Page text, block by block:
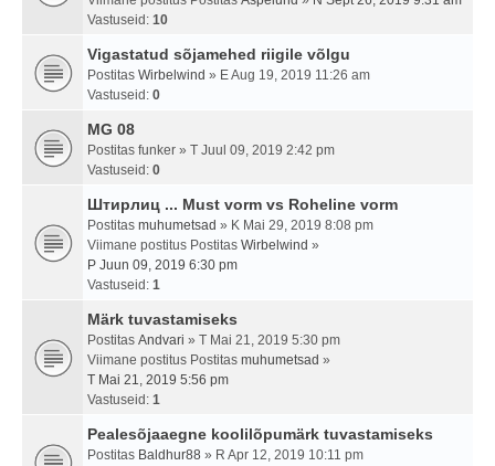
Vastuseid: 10
Vigastatud sõjamehed riigile võlgu
Postitas Wirbelwind » E Aug 19, 2019 11:26 am
Vastuseid: 0
MG 08
Postitas funker » T Juul 09, 2019 2:42 pm
Vastuseid: 0
Штирлиц ... Must vorm vs Roheline vorm
Postitas muhumetsad » K Mai 29, 2019 8:08 pm
Viimane postitus Postitas Wirbelwind »
P Juun 09, 2019 6:30 pm
Vastuseid: 1
Märk tuvastamiseks
Postitas Andvari » T Mai 21, 2019 5:30 pm
Viimane postitus Postitas muhumetsad »
T Mai 21, 2019 5:56 pm
Vastuseid: 1
Pealesõjaaegne koolilõpumärk tuvastamiseks
Postitas Baldhur88 » R Apr 12, 2019 10:11 pm